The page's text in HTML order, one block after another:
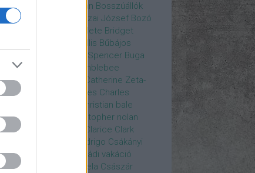
Boros Zoltán Bor Zoltán Bosszúállók
Endre
Bozai József Bozó
Brian élete Bridget
Bruce Willis Bűbájos
Bud Spencer Buga
bukott birodalom
Bumblebee
Diaz
Catherine Zeta-
CD Projekt Red Charles Charles
christian bale
Eccleston
christopher nolan
Hemsworth
Clarice Clark
Crespo Rodrigo Csákányi
Csákányi László
Családi vakáció
Zoltán
Császár Angela Császár